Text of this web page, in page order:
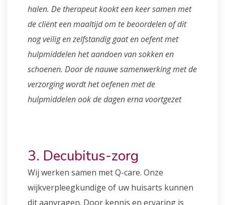
halen. De therapeut kookt een keer samen met
de cliënt een maaltijd om te beoordelen of dit
nog veilig en zelfstandig gaat en oefent met
hulpmiddelen het aandoen van sokken en
schoenen. Door de nauwe samenwerking met de
verzorging wordt het oefenen met de
hulpmiddelen ook de dagen erna voortgezet
3. Decubitus-zorg
Wij werken samen met Q-care. Onze
wijkverpleegkundige of uw huisarts kunnen
dit aanvragen. Door kennis en ervaring is